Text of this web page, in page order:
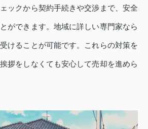
ックから契約手続きや交渉まで、安全
ができます。地域に詳しい専門家なら
けることが可能です。これらの対策を
拶をしなくても安心して売却を進めら